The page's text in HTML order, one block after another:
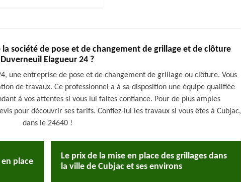
société de pose et de changement de grillage et de clôture
Duverneuil Elagueur 24 ?
une entreprise de pose et de changement de grillage ou clôture. Vous
de travaux. Ce professionnel a à sa disposition une équipe qualifiée
à vos attentes si vous lui faites confiance. Pour de plus amples
pour découvrir ses tarifs. Confiez-lui les travaux si vous êtes à Cubjac,
dans le 24640 !
place
Le prix de la mise en place des grillages dans
la ville de Cubjac et ses environs